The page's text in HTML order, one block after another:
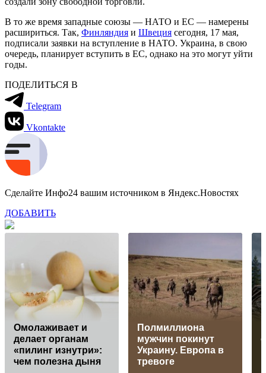
В то же время западные союзы — НАТО и ЕС — намерены
расшириться. Так, Финляндия и Швеция сегодня, 17 мая,
подписали заявки на вступление в НАТО. Украина, в свою
очередь, планирует вступить в ЕС, однако на это могут уйти
годы.
ПОДЕЛИТЬСЯ В
Telegram
Vkontakte
Сделайте Инфо24 вашим источником в Яндекс.Новостях
ДОБАВИТЬ
Омолаживает и
делает органам
«пилинг изнутри»:
чем полезна дыня
Полмиллиона
мужчин покинут
Украину. Европа в
тревоге